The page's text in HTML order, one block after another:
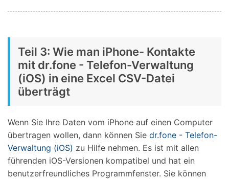
Teil 3: Wie man iPhone- Kontakte
mit dr.fone - Telefon-Verwaltung
(iOS) in eine Excel CSV-Datei
überträgt
Wenn Sie Ihre Daten vom iPhone auf einen Computer
übertragen wollen, dann können Sie dr.fone - Telefon-
Verwaltung (iOS) zu Hilfe nehmen. Es ist mit allen
führenden iOS-Versionen kompatibel und hat ein
benutzerfreundliches Programmfenster. Sie können